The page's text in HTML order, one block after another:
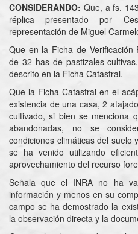
CONSIDERANDO: Que, a fs.
réplica presentado por
representación de Miguel
Que en la Ficha de Verificación
de 32 has de pastizales
descrito en la Ficha Catastral.
Que la Ficha Catastral en el
existencia de una casa, 2
cultivado, si bien se menciona
abandonadas, no se
condiciones climáticas del
se ha venido utilizando
aprovechamiento del recurso
Señala que el INRA no ha
información y menos en su
campo se ha demostrado la
la observación directa y la